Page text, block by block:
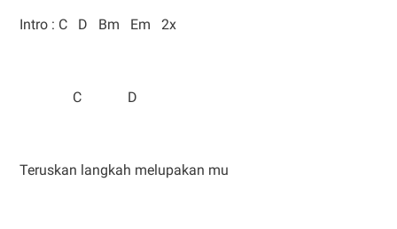
Intro : C D Bm Em 2x
C D
Teruskan langkah melupakan mu